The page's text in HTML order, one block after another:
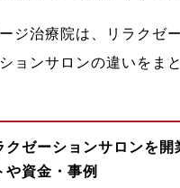
ジ治療院は、リラクゼ
ョンサロンの違いをま
クゼーションサロンを
や資金・事例